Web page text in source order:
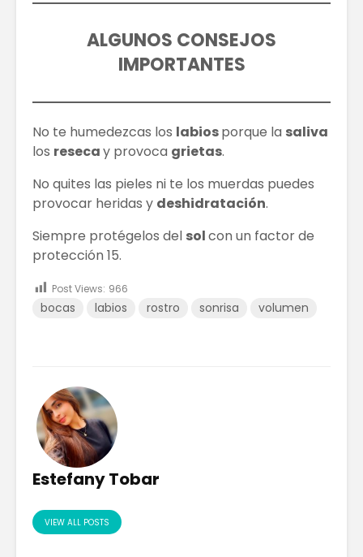
ALGUNOS CONSEJOS
IMPORTANTES
No te humedezcas los labiosporque la saliva
los resecay provoca grietas.
No quites las pieles ni te los muerdas puedes
provocar heridas y deshidratación.
Siempre protégelos del solcon un factor de
protección 15.
Post Views: 966
bocas labios rostro sonrisa volumen
Estefany Tobar
VIEW ALL POSTS